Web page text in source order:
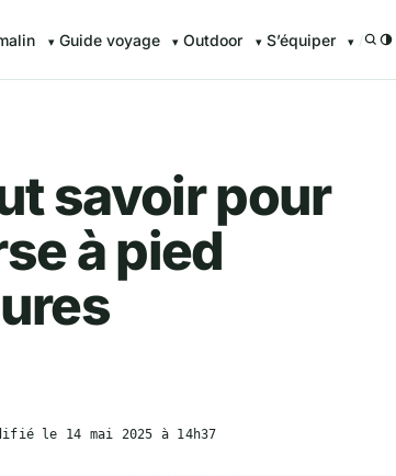
Guide voyage Outdoor S’équiper /
savoir pour
à pied
le 14 mai 2025 à 14h37